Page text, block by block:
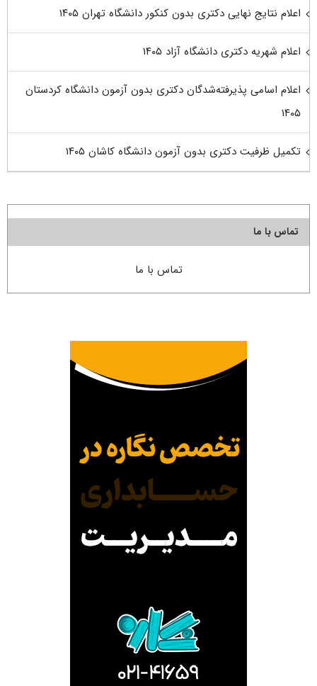
اعلام نتایج نهایی دکتری بدون کنکور دانشگاه تهران ۱۴۰۵
اعلام شهریه دکتری دانشگاه آزاد ۱۴۰۵
اعلام اسامی پذیرفته‌شدگان دکتری بدون آزمون دانشگاه کردستان
۱۴۰۵
تکمیل ظرفیت دکتری بدون آزمون دانشگاه کاشان ۱۴۰۵
تماس با ما
تماس با ما